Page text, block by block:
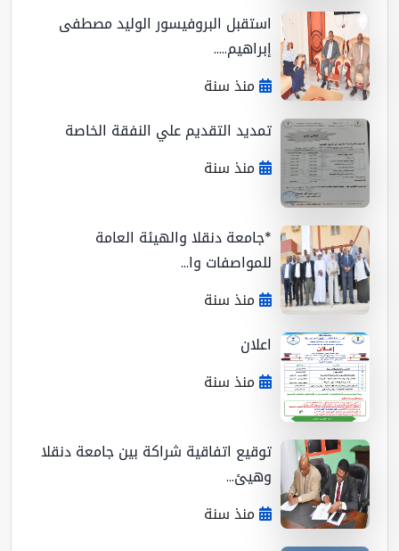
استقبل البروفيسور الوليد مصطفى
إبراهيم.....
منذ سنة
تمديد التقديم علي النفقة الخاصة
منذ سنة
*جامعة دنقلا والهيئة العامة
للمواصفات وا...
منذ سنة
اعلان
منذ سنة
توقيع اتفاقية شراكة بين جامعة دنقلا
وهيئ...
منذ سنة